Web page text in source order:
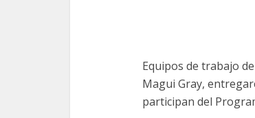
Equipos de trabajo
Magui Gray,
participan del